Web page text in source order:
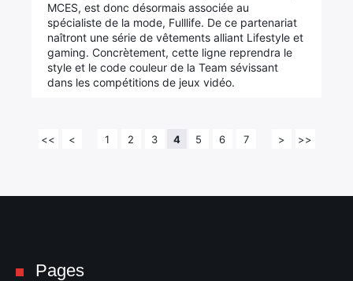
MCES, est donc désormais associée au
spécialiste de la mode, Fulllife. De ce partenariat
naîtront une série de vêtements alliant Lifestyle et
gaming. Concrètement, cette ligne reprendra le
style et le code couleur de la Team sévissant
dans les compétitions de jeux vidéo.
<< < 1 2 3 4 5 6 7 > >>
Pages